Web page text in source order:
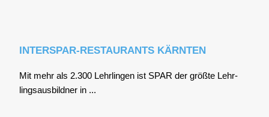
INTERSPAR-RESTAURANTS KÄRNTEN
Mit mehr als 2.300 Lehr­lin­gen ist SPAR der größ­te Lehr­
lings­aus­bild­ner in ...